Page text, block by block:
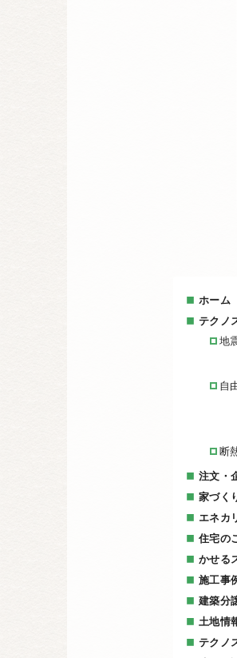
ホーム
テクノ
地
自
断
注文・
家づく
エネカ
住宅の
かせる
施工事
建築分
土地情
テクノ